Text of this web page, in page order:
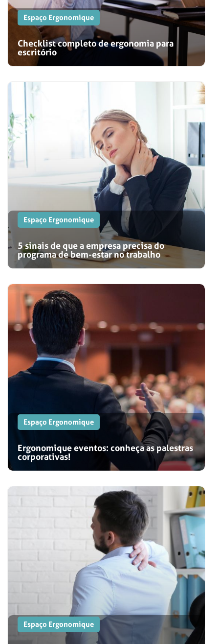
Espaço Ergonomique
Checklist completo de ergonomia para
escritório
Espaço Ergonomique
5 sinais de que a empresa precisa do
programa de bem-estar no trabalho
Espaço Ergonomique
Ergonomique eventos: conheça as palestras
corporativas!
Espaço Ergonomique